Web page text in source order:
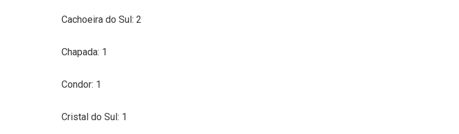
Cachoeira do Sul: 2
Chapada: 1
Condor: 1
Cristal do Sul: 1